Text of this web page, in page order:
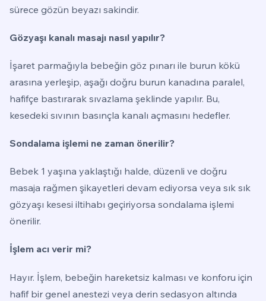
sürece gözün beyazı sakindir.
Gözyaşı kanalı masajı nasıl yapılır?
İşaret parmağıyla bebeğin göz pınarı ile burun kökü
arasına yerleşip, aşağı doğru burun kanadına paralel,
hafifçe bastırarak sıvazlama şeklinde yapılır. Bu,
kesedeki sıvının basınçla kanalı açmasını hedefler.
Sondalama işlemi ne zaman önerilir?
Bebek 1 yaşına yaklaştığı halde, düzenli ve doğru
masaja rağmen şikayetleri devam ediyorsa veya sık sık
gözyaşı kesesi iltihabı geçiriyorsa sondalama işlemi
önerilir.
İşlem acı verir mi?
Hayır. İşlem, bebeğin hareketsiz kalması ve konforu için
hafif bir genel anestezi veya derin sedasyon altında